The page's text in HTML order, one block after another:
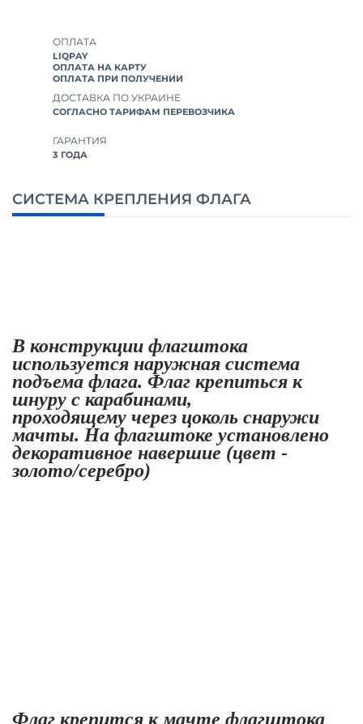
ОПЛАТА
LIQPAY
ОПЛАТА НА КАРТУ
ОПЛАТА ПРИ ПОЛУЧЕНИИ
ДОСТАВКА ПО УКРАИНЕ
СОГЛАСНО ТАРИФАМ ПЕРЕВОЗЧИКА
ГАРАНТИЯ
3 ГОДА
СИСТЕМА КРЕПЛЕНИЯ ФЛАГА
В конструкции флагштока
используется наружная система
подъема флага. Флаг крепиться к
шнуру с карабинами,
проходящему через цоколь снаружи
мачты. На флагштоке установлено
декоративное навершие (цвет -
золото/серебро)
Флаг крепится к мачте флагштока